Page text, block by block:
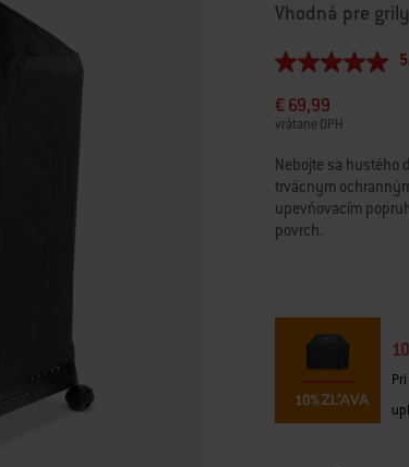
Vhodná pre
5.0
5
hviezdičiek,
hodnota
hodnotenia.
Read
a
Review.
Odkaz
stránku.
€ 69,99
vrátane DPH
Nebojte sa hustého
trvácnym
upevňovacím
povrch.